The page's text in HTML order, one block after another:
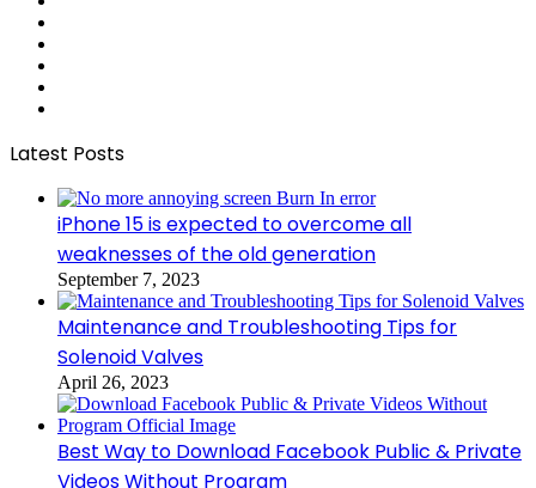
Latest Posts
iPhone 15 is expected to overcome all
weaknesses of the old generation
September 7, 2023
Maintenance and Troubleshooting Tips for
Solenoid Valves
April 26, 2023
Best Way to Download Facebook Public & Private
Videos Without Program